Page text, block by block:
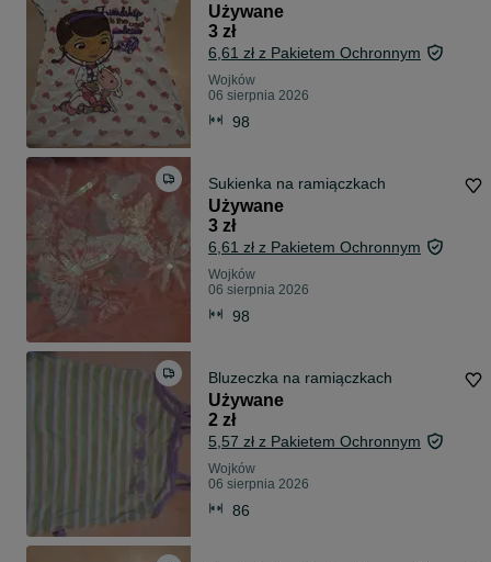
Używane
3 zł
6,61 zł z Pakietem Ochronnym
Wojków
06 sierpnia 2026
98
Sukienka na ramiączkach
Używane
3 zł
6,61 zł z Pakietem Ochronnym
Wojków
06 sierpnia 2026
98
Bluzeczka na ramiączkach
Używane
2 zł
5,57 zł z Pakietem Ochronnym
Wojków
06 sierpnia 2026
86